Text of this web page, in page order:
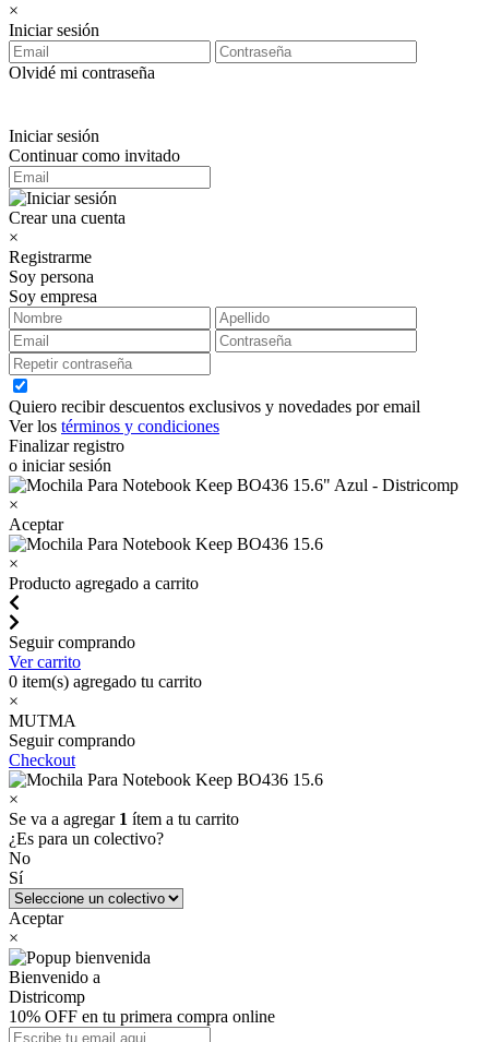
×
Iniciar sesión
Olvidé mi contraseña
Iniciar sesión
Continuar como invitado
Crear una cuenta
×
Registrarme
Soy persona
Soy empresa
Quiero recibir descuentos exclusivos y novedades por email
Ver los términos y condiciones
Finalizar registro
o iniciar sesión
×
Aceptar
×
Producto agregado a carrito
Seguir comprando
Ver carrito
0 item(s) agregado tu carrito
×
MUTMA
Seguir comprando
Checkout
×
Se va a agregar 1 ítem a tu carrito
¿Es para un colectivo?
No
Sí
Aceptar
×
Bienvenido a
Districomp
10% OFF en tu primera compra online